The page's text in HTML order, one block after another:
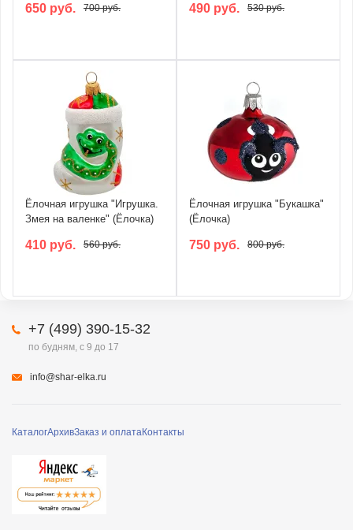
650 руб. 700 руб. 490 руб. 530 руб.
Ёлочная игрушка "Игрушка.
Змея на валенке" (Ёлочка)
410 руб. 560 руб.
Ёлочная игрушка "Букашка"
(Ёлочка)
750 руб. 800 руб.
КаталогАрхивЗаказ и оплатаКонтакты
+7 (499) 390-15-32
по будням, с 9 до 17
info@shar-elka.ru